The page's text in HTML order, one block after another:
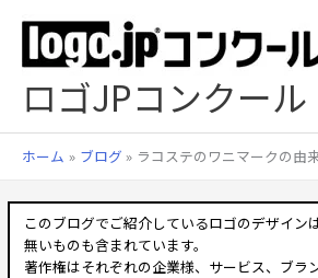
プ
ロゴJPコンクール
ホーム ブログ ラコステのワニマークの由
このブログでご紹介しているロゴのデザイン
無いものも含まれています。
著作権はそれぞれの企業様、サービス、ブラ